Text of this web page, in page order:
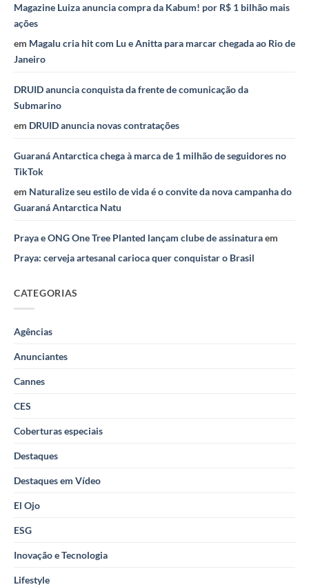
Magazine Luiza anuncia compra da Kabum! por R$ 1 bilhão mais
ações
em Magalu cria hit com Lu e Anitta para marcar chegada ao Rio de
Janeiro
DRUID anuncia conquista da frente de comunicação da
Submarino
em DRUID anuncia novas contratações
Guaraná Antarctica chega à marca de 1 milhão de seguidores no
TikTok
em Naturalize seu estilo de vida é o convite da nova campanha do
Guaraná Antarctica Natu
Praya e ONG One Tree Planted lançam clube de assinaturaem
Praya: cerveja artesanal carioca quer conquistar o Brasil
CATEGORIAS
Agências
Anunciantes
Cannes
CES
Coberturas especiais
Destaques
Destaques em Vídeo
El Ojo
ESG
Inovação e Tecnologia
Lifestyle